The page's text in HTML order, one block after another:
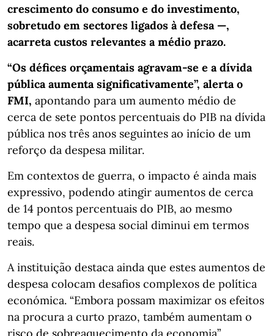
crescimento do consumo e do investimento,
sobretudo em sectores ligados à defesa —,
acarreta custos relevantes a médio prazo.
“Os défices orçamentais agravam-se e a dívida
pública aumenta significativamente”, alerta o
FMI, apontando para um aumento médio de
cerca de sete pontos percentuais do PIB na dívida
pública nos três anos seguintes ao início de um
reforço da despesa militar.
Em contextos de guerra, o impacto é ainda mais
expressivo, podendo atingir aumentos de cerca
de 14 pontos percentuais do PIB, ao mesmo
tempo que a despesa social diminui em termos
reais.
A instituição destaca ainda que estes aumentos de
despesa colocam desafios complexos de política
económica. “Embora possam maximizar os efeitos
na procura a curto prazo, também aumentam o
risco de sobreaquecimento da economia”,